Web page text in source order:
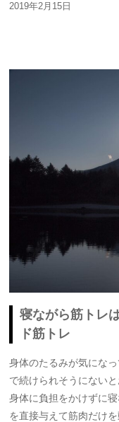
2019年2月15日
寝ながら筋トレ
ド筋トレ
身体のたるみが気にな
で続けられそうにない
身体に負担をかけずに
を直接与えて筋肉だけ